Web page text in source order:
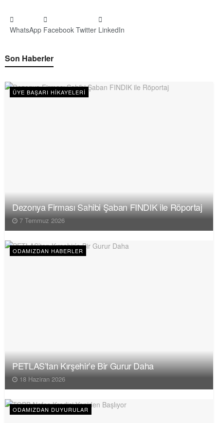
WhatsApp Facebook Twitter LinkedIn
Son Haberler
ÜYE BAŞARI HIKAYELERI
Dezonya Firması Sahibi Şaban FINDIK ile Röportaj
7 Temmuz 2026
ODAMIZDAN HABERLER
PETLAS’tan Kırşehir’e Bir Gurur Daha
18 Haziran 2026
ODAMIZDAN DUYURULAR